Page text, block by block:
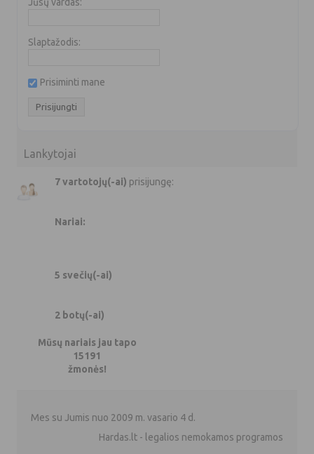
Slaptažodis:
Prisiminti mane
Lankytojai
7 vartotojų(-ai) prisijungę:
Nariai:
5 svečių(-ai)
2 botų(-ai)
Mūsų nariais jau tapo
15191
žmonės!
Mes su Jumis nuo 2009 m. vasario 4 d.
Hardas.lt - legalios nemokamos programos